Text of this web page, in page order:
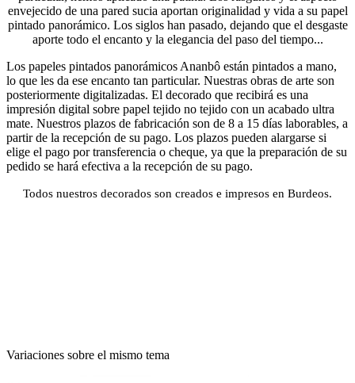
envejecido de una pared sucia aportan originalidad y vida a su papel
pintado panorámico. Los siglos han pasado, dejando que el desgaste
aporte todo el encanto y la elegancia del paso del tiempo...
Los papeles pintados panorámicos Ananbô están pintados a mano,
lo que les da ese encanto tan particular. Nuestras obras de arte son
posteriormente digitalizadas. El decorado que recibirá es una
impresión digital sobre papel tejido no tejido con un acabado ultra
mate. Nuestros plazos de fabricación son de 8 a 15 días laborables, a
partir de la recepción de su pago. Los plazos pueden alargarse si
elige el pago por transferencia o cheque, ya que la preparación de su
pedido se hará efectiva a la recepción de su pago.
Todos nuestros decorados son creados e impresos en Burdeos.
Variaciones sobre el mismo tema